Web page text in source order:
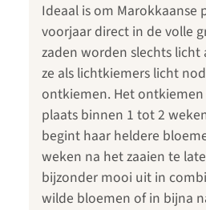
Ideaal is om Marokkaanse
voorjaar direct in de volle
zaden worden slechts
ze als lichtkiemers licht
ontkiemen. Het
plaats binnen 1 tot 2
begint haar heldere
weken na het zaaien te
bijzonder mooi uit in
wilde bloemen of in bijna